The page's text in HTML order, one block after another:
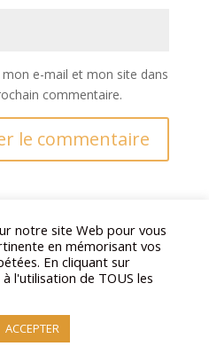
e-mail et mon site dans
commentaire.
notre site Web pour vous
en mémorisant vos
En cliquant sur
l'utilisation de TOUS les
ACCEPTER